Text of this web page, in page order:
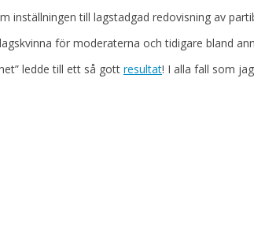
inställningen till lagstadgad redovisning av
för moderaterna och tidigare bland
ledde till ett så gott resultat! I alla fall som